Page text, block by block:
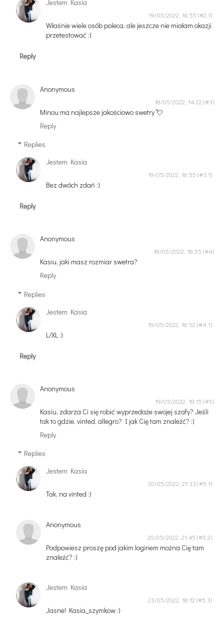
Jestem Kasia
19/05/2022, 16:55
Właśnie wiele osób poleca, ale jeszcze nie miałam okazji
przetestować :)
Reply
Anonymous
18/05/2022, 14:22
Minou ma najlepsze jakościowo swetry 💘
Reply
Replies
Jestem Kasia
19/05/2022, 16:55
Bez dwóch zdań :)
Reply
Anonymous
18/05/2022, 18:55
Kasiu, jaki masz rozmiar swetra?
Reply
Replies
Jestem Kasia
19/05/2022, 16:52
L/XL :)
Reply
Anonymous
19/05/2022, 18:15
Kasiu, zdarza Ci się robić wyprzedaże swojej szafy? Jeśli
tak to gdzie, vinted, allegro? I jak Cię tam znaleźć? :)
Reply
Replies
Jestem Kasia
20/05/2022, 21:33
Tak, na vinted :)
Anonymous
20/05/2022, 21:45
Podpowiesz proszę pod jakim loginem można Cię tam
znaleźć? :)
Jestem Kasia
23/05/2022, 18:12
Jasne! Kasia_szymkow :)